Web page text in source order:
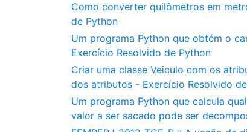
Como converter quilômetros em
de Python
Um programa Python que obtém o
Exercício Resolvido de Python
Criar uma classe Veiculo com os
dos atributos - Exercício Resolvido
Um programa Python que calcula
valor a ser sacado pode ser